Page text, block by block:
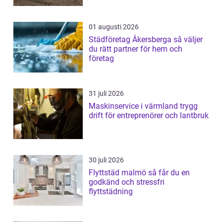
01 augusti 2026
Städföretag Åkersberga så väljer
du rätt partner för hem och
företag
31 juli 2026
Maskinservice i värmland trygg
drift för entreprenörer och lantbruk
30 juli 2026
Flyttstäd malmö så får du en
godkänd och stressfri
flyttstädning